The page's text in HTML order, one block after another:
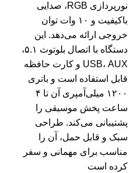
نورپردازی RGB، صدایی
باکیفیت و ۱۰ وات توان
خروجی ارائه می‌دهد. این
دستگاه با اتصال بلوتوث ۵.۱،
USB، AUX و کارت حافظه
قابل استفاده است و باتری
۱۲۰۰ میلی‌آمپری آن تا ۴
ساعت پخش موسیقی را
پشتیبانی می‌کند. طراحی
سبک و قابل حمل، آن را
مناسب برای مهمانی و سفر
کرده است